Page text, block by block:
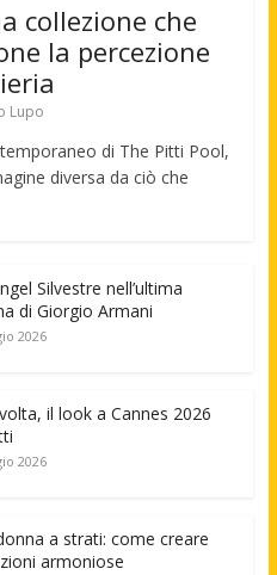
collezione che
la percezione
Lupo
di The Pitti Pool,
diversa da ciò che
Silvestre nell’ultima
di Giorgio Armani
2026
il look a Cannes 2026
2026
a strati: come creare
armoniose